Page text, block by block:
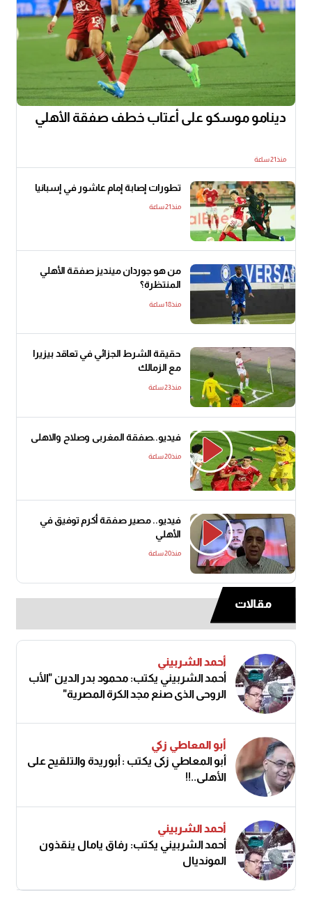
دينامو موسكو على أعتاب خطف صفقة الأهلي
منذ21 ساعة
تطورات إصابة إمام عاشور في إسبانيا
منذ21 ساعة
من هو جوردان مينديز صفقة الأهلي
المنتظرة؟
منذ18 ساعة
حقيقة الشرط الجزائي في تعاقد بيزيرا
مع الزمالك
منذ23 ساعة
فيديو..صفقة المغربى وصلاح والاهلى
منذ20 ساعة
فيديو.. مصير صفقة أكرم توفيق في
الأهلي
منذ20 ساعة
مقالات
أحمد الشربيني
أحمد الشربيني يكتب: محمود بدر الدين "الأب
الروحي الذي صنع مجد الكرة المصرية"
أبو المعاطي زكي
أبو المعاطي زكى يكتب : أبوريدة والتلقيح على
الأهلى..!!
أحمد الشربيني
أحمد الشربيني يكتب: رفاق يامال ينقذون
المونديال